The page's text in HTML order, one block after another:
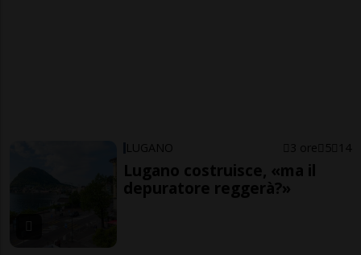
LUGANO 3 ore 5 14
Lugano costruisce, «ma il
depuratore reggerà?»